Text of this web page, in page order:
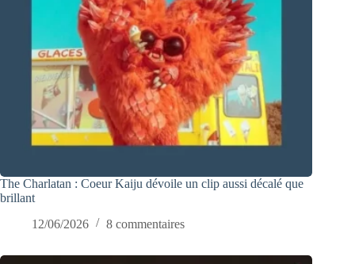
The Charlatan : Coeur Kaiju dévoile un clip aussi décalé que
brillant
12/06/2026
8 commentaires